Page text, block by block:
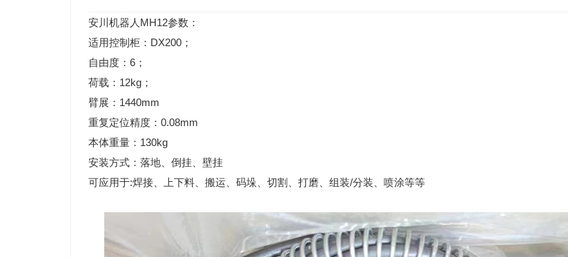
安川机器人MH12参数：
适用控制柜：DX200；
自由度：6；
荷载：12kg；
臂展：1440mm
重复定位精度：0.08mm
本体重量：130kg
安装方式：落地、倒挂、壁挂
可应用于:焊接、上下料、搬运、码垛、切割、打磨、组装/分装、喷涂等等